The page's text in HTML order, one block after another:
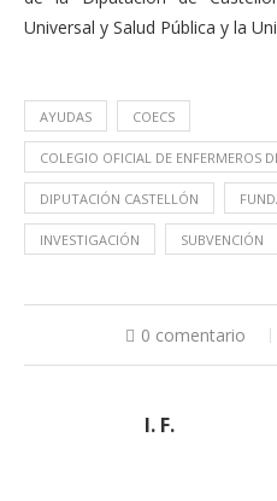
Universal y Salud Pública y la
AYUDAS COECS
COLEGIO OFICIAL DE ENFERMEROS
DIPUTACIÓN CASTELLÓN
INVESTIGACIÓN SUBVENCIÓN
0 comentario
I. F.